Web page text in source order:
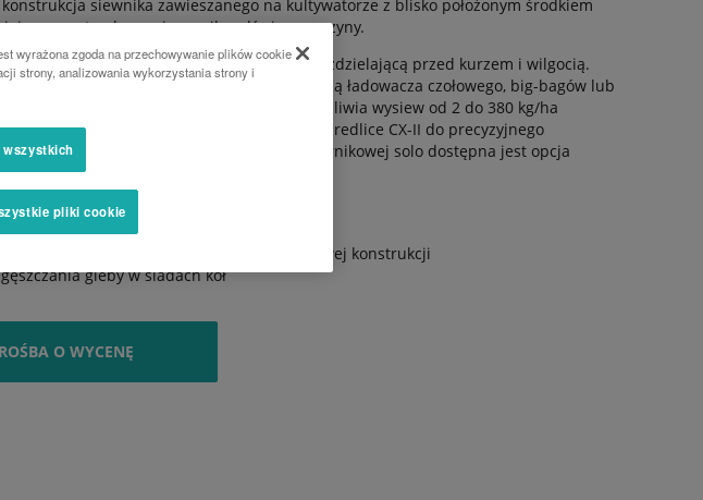
siewnika zawieszanego na kultywatorze z blisko położonym środkiem
zapotrzebowanie na siłę udźwigu maszyny.
bezpiecznie chroni nasiona i głowicę rozdzielającą przed kurzem i wilgocią.
otworzyć w celu napełnienia za pomocą ładowacza czołowego, big-bagów lub
Mechaniczny aparat wysiewający umożliwia wysiew od 2 do 380 kg/ha
nasion. SD1001M jest wyposażony w redlice CX-II do precyzyjnego
nasion. W przypadku korzystania z brony wirnikowej solo dostępna jest opcja
hydraulicznego podnoszenia szyny redlic.
umieszczanie nasion przez redlicę CX-II
i prosty w obsłudze
zapotrzebowanie na moc dzięki kompaktowej konstrukcji
gleby w śladach kół
O WYCENĘ
wyrażona zgoda na przechowywanie plików cookie
strony, analizowania wykorzystania strony i
wszystkich
pliki cookie